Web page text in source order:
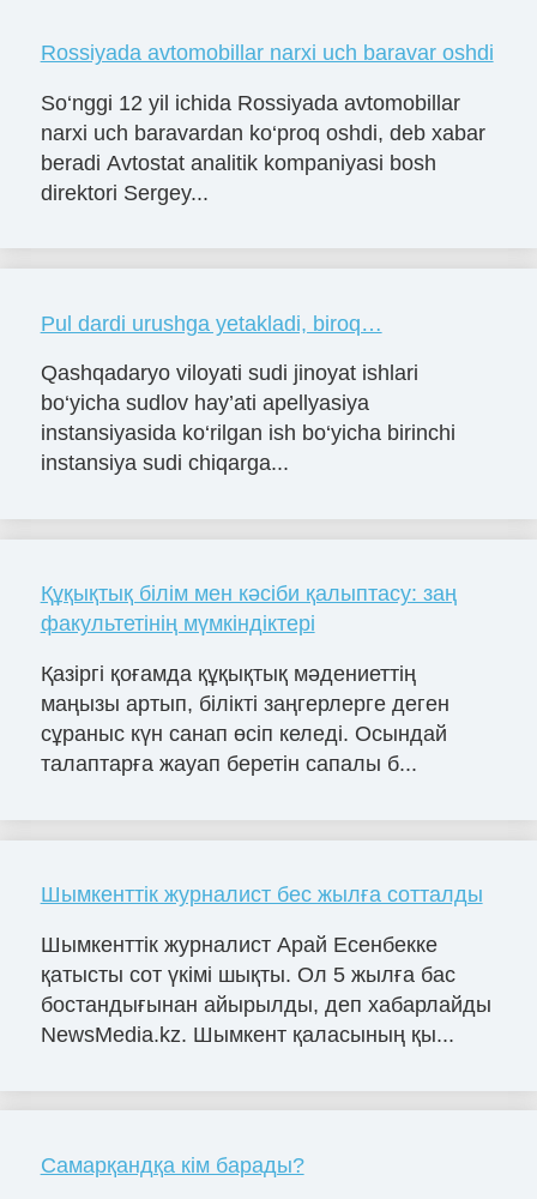
Rossiyada avtomobillar narxi uch baravar oshdi
So‘nggi 12 yil ichida Rossiyada avtomobillar
narxi uch baravardan ko‘proq oshdi, deb xabar
beradi Avtostat analitik kompaniyasi bosh
direktori Sergey...
Pul dardi urushga yetakladi, biroq…
Qashqadaryo viloyati sudi jinoyat ishlari
bo‘yicha sudlov hay’ati apellyasiya
instansiyasida ko‘rilgan ish bo‘yicha birinchi
instansiya sudi chiqarga...
Құқықтық білім мен кәсіби қалыптасу: заң
факультетінің мүмкіндіктері
Қазіргі қоғамда құқықтық мәдениеттің
маңызы артып, білікті заңгерлерге деген
сұраныс күн санап өсіп келеді. Осындай
талаптарға жауап беретін сапалы б...
Шымкенттік журналист бес жылға сотталды
Шымкенттік журналист Арай Есенбекке
қатысты сот үкімі шықты. Ол 5 жылға бас
бостандығынан айырылды, деп хабарлайды
NewsMedia.kz. Шымкент қаласының қы...
Самарқандқа кім барады?